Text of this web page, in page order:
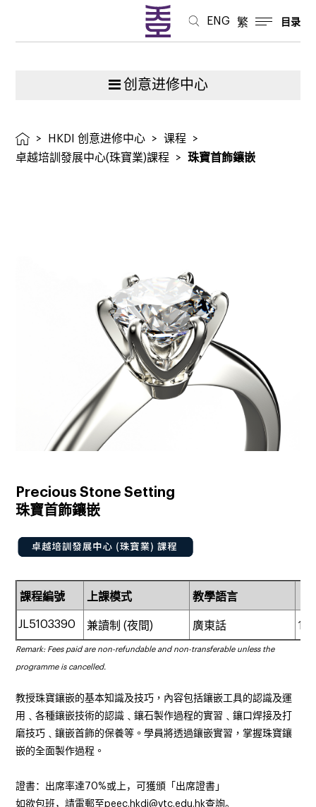
ENG 繁 目录
创意进修中心
> HKDI 创意进修中心 > 课程
>
卓越培訓發展中心(珠寶業)課程
> 珠寶首飾鑲嵌
Precious Stone Setting
珠寶首飾鑲嵌
課程編號 上課模式 教學語言
JL5103390 兼讀制 (夜間) 廣東話
Remark: Fees paid are non-refundable and non-transferable unless the
programme is cancelled.
教授珠寶鑲嵌的基本知識及技巧 ，內容包括鑲嵌工具的認識及運
用 ﹑各種鑲嵌技術的認識 ﹑鑲石製作過程的實習 ﹑鑲口焊接及打
磨技巧 ﹑鑲嵌首飾的保養等 。學員將透過鑲嵌實習，掌握珠寶鑲
嵌的全面製作過程 。
證書：出席率達70%或上，可獲頒「出席證書」
如欲包班，請電郵至peec.hkdi@vtc.edu.hk查詢。